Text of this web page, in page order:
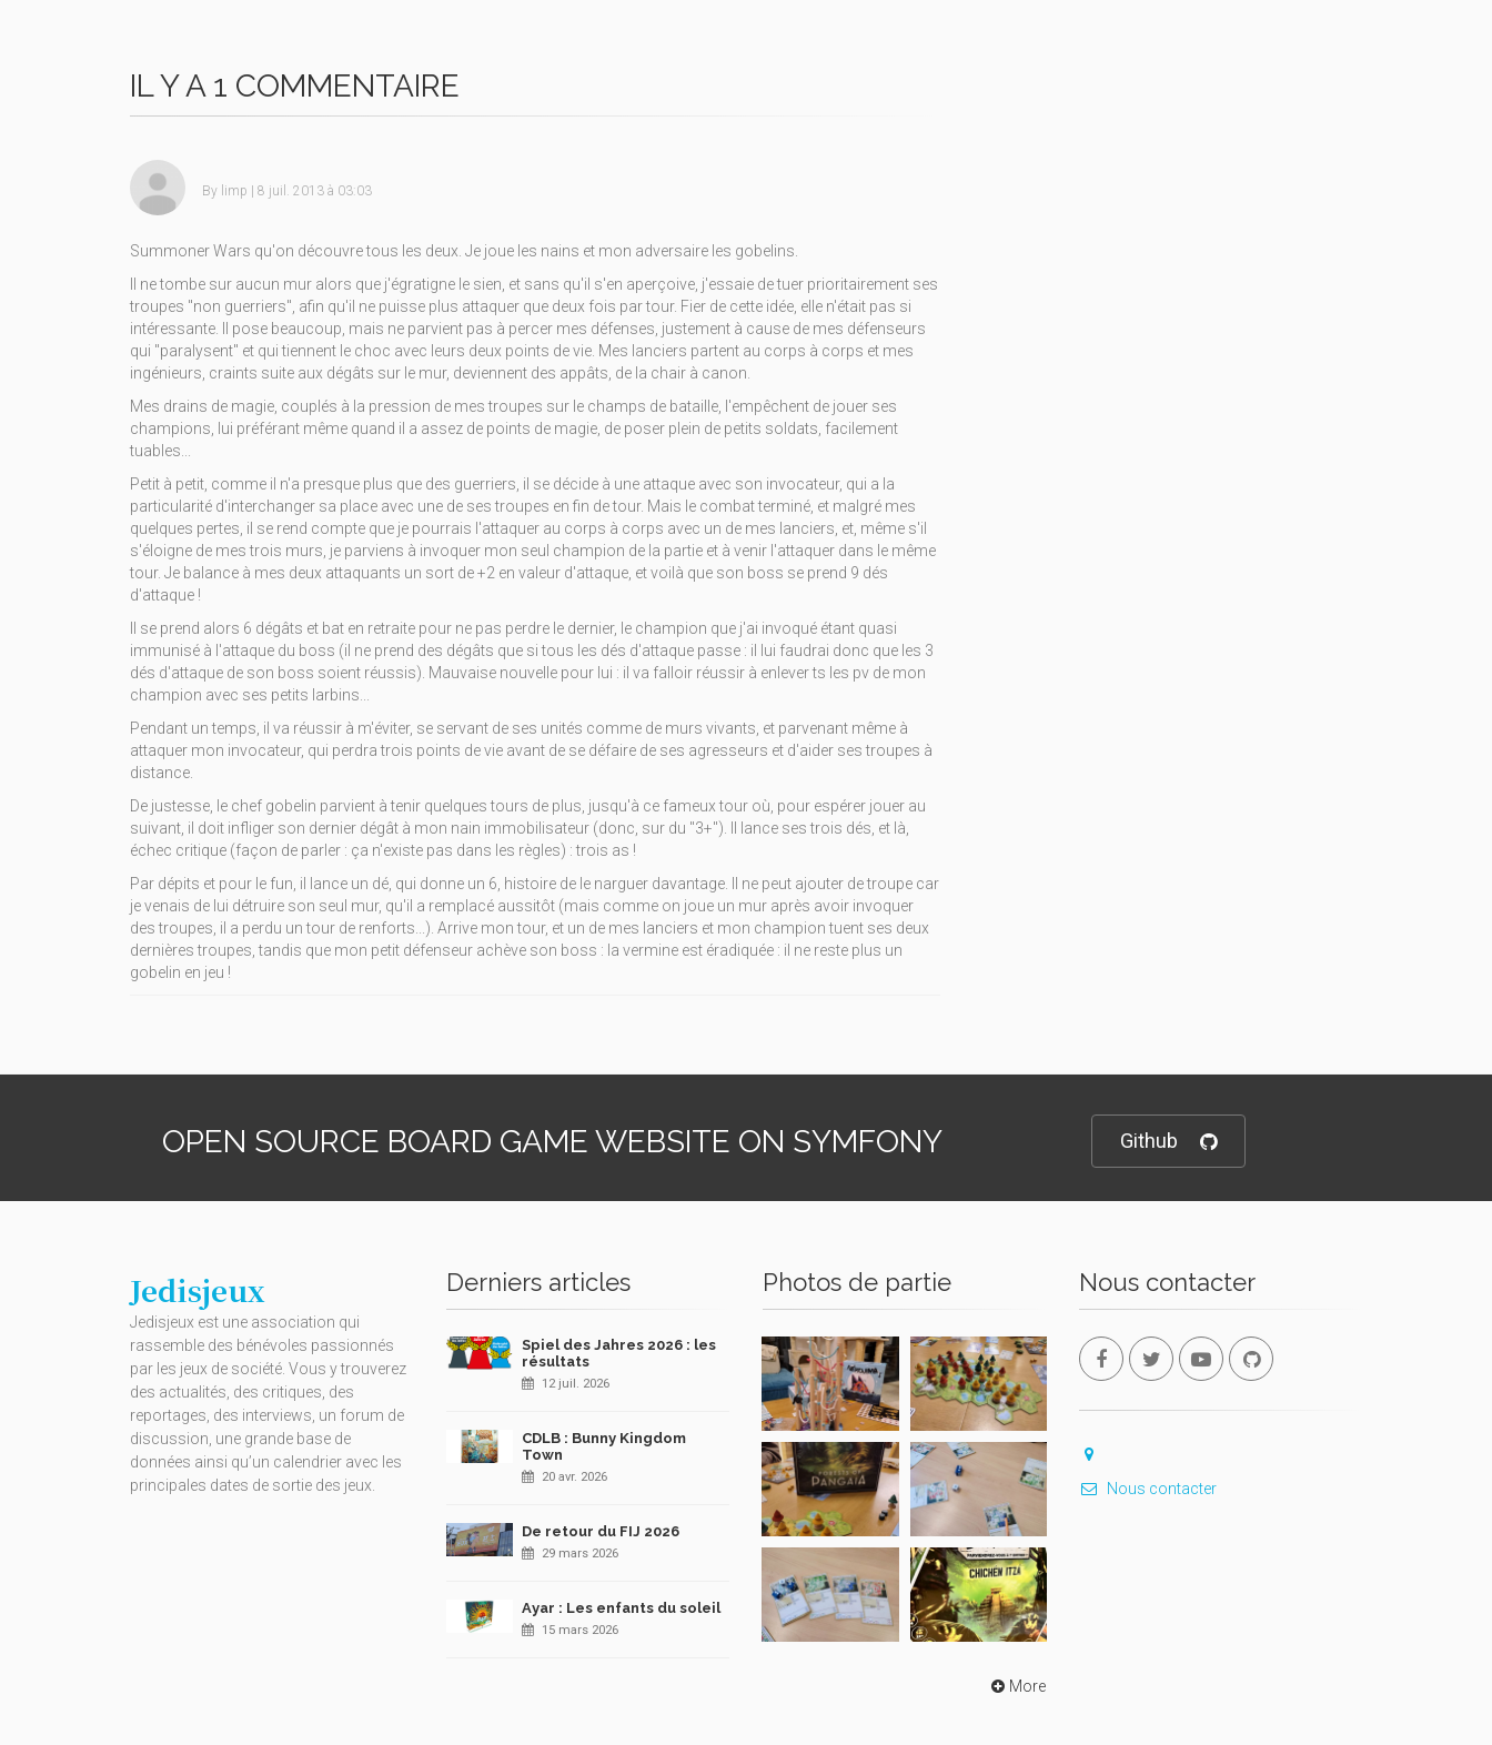
IL Y A 1 COMMENTAIRE
By limp | 8 juil. 2013 à 03:03
Summoner Wars qu'on découvre tous les deux. Je joue les nains et mon adversaire les gobelins.
Il ne tombe sur aucun mur alors que j'égratigne le sien, et sans qu'il s'en aperçoive, j'essaie de tuer prioritairement ses
troupes "non guerriers", afin qu'il ne puisse plus attaquer que deux fois par tour. Fier de cette idée, elle n'était pas si
intéressante. Il pose beaucoup, mais ne parvient pas à percer mes défenses, justement à cause de mes défenseurs
qui "paralysent" et qui tiennent le choc avec leurs deux points de vie. Mes lanciers partent au corps à corps et mes
ingénieurs, craints suite aux dégâts sur le mur, deviennent des appâts, de la chair à canon.
Mes drains de magie, couplés à la pression de mes troupes sur le champs de bataille, l'empêchent de jouer ses
champions, lui préférant même quand il a assez de points de magie, de poser plein de petits soldats, facilement
tuables...
Petit à petit, comme il n'a presque plus que des guerriers, il se décide à une attaque avec son invocateur, qui a la
particularité d'interchanger sa place avec une de ses troupes en fin de tour. Mais le combat terminé, et malgré mes
quelques pertes, il se rend compte que je pourrais l'attaquer au corps à corps avec un de mes lanciers, et, même s'il
s'éloigne de mes trois murs, je parviens à invoquer mon seul champion de la partie et à venir l'attaquer dans le même
tour. Je balance à mes deux attaquants un sort de +2 en valeur d'attaque, et voilà que son boss se prend 9 dés
d'attaque !
Il se prend alors 6 dégâts et bat en retraite pour ne pas perdre le dernier, le champion que j'ai invoqué étant quasi
immunisé à l'attaque du boss (il ne prend des dégâts que si tous les dés d'attaque passe : il lui faudrai donc que les 3
dés d'attaque de son boss soient réussis). Mauvaise nouvelle pour lui : il va falloir réussir à enlever ts les pv de mon
champion avec ses petits larbins...
Pendant un temps, il va réussir à m'éviter, se servant de ses unités comme de murs vivants, et parvenant même à
attaquer mon invocateur, qui perdra trois points de vie avant de se défaire de ses agresseurs et d'aider ses troupes à
distance.
De justesse, le chef gobelin parvient à tenir quelques tours de plus, jusqu'à ce fameux tour où, pour espérer jouer au
suivant, il doit infliger son dernier dégât à mon nain immobilisateur (donc, sur du "3+"). Il lance ses trois dés, et là,
échec critique (façon de parler : ça n'existe pas dans les règles) : trois as !
Par dépits et pour le fun, il lance un dé, qui donne un 6, histoire de le narguer davantage. Il ne peut ajouter de troupe car
je venais de lui détruire son seul mur, qu'il a remplacé aussitôt (mais comme on joue un mur après avoir invoquer
des troupes, il a perdu un tour de renforts...). Arrive mon tour, et un de mes lanciers et mon champion tuent ses deux
dernières troupes, tandis que mon petit défenseur achève son boss : la vermine est éradiquée : il ne reste plus un
gobelin en jeu !
OPEN SOURCE BOARD GAME WEBSITE ON SYMFONY Github
Jedisjeux
Jedisjeux est une association qui
rassemble des bénévoles passionnés
par les jeux de société. Vous y trouverez
des actualités, des critiques, des
reportages, des interviews, un forum de
discussion, une grande base de
données ainsi qu’un calendrier avec les
principales dates de sortie des jeux.
Derniers articles
Spiel des Jahres 2026 : les
résultats
12 juil. 2026
CDLB : Bunny Kingdom
Town
20 avr. 2026
De retour du FIJ 2026
29 mars 2026
Ayar : Les enfants du soleil
15 mars 2026
Photos de partie
More
Nous contacter
Nous contacter